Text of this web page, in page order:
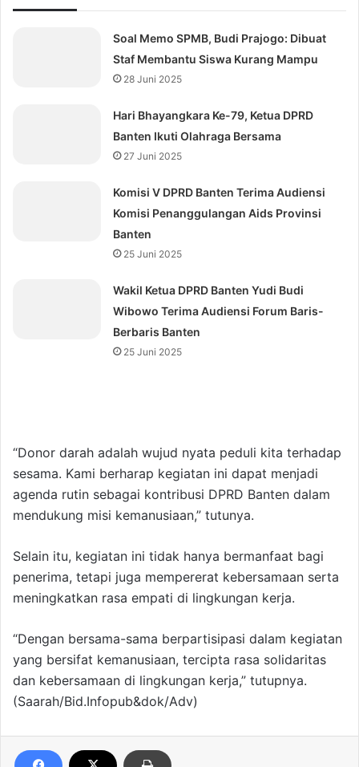
Soal Memo SPMB, Budi Prajogo: Dibuat
Staf Membantu Siswa Kurang Mampu
28 Juni 2025
Hari Bhayangkara Ke-79, Ketua DPRD
Banten Ikuti Olahraga Bersama
27 Juni 2025
Komisi V DPRD Banten Terima Audiensi
Komisi Penanggulangan Aids Provinsi
Banten
25 Juni 2025
Wakil Ketua DPRD Banten Yudi Budi
Wibowo Terima Audiensi Forum Baris-
Berbaris Banten
25 Juni 2025
“Donor darah adalah wujud nyata peduli kita terhadap
sesama. Kami berharap kegiatan ini dapat menjadi
agenda rutin sebagai kontribusi DPRD Banten dalam
mendukung misi kemanusiaan,” tutunya.
Selain itu, kegiatan ini tidak hanya bermanfaat bagi
penerima, tetapi juga mempererat kebersamaan serta
meningkatkan rasa empati di lingkungan kerja.
“Dengan bersama-sama berpartisipasi dalam kegiatan
yang bersifat kemanusiaan, tercipta rasa solidaritas
dan kebersamaan di lingkungan kerja,” tutupnya.
(Saarah/Bid.Infopub&dok/Adv)